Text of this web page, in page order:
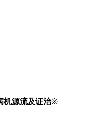
机源流及证治※